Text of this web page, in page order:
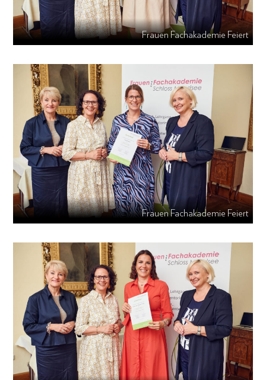
Frauen Fachakademie Feiert
Frauen Fachakademie Feiert